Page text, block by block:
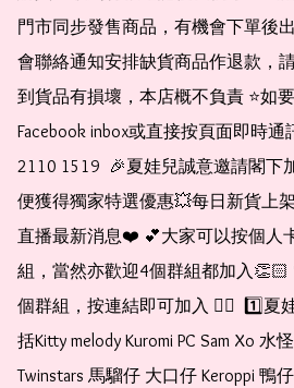
門市同步發售商品，有機會下單後
會聯絡通知安排缺貨商品作退款，
到貨品有損壞，本店概不負責 ⭐️如
Facebook inbox或直接按頁面即時
2110 1519  🎉夏娃兒誠意邀請閣下
便獲得獨家特選優惠💥每日新貨上
直播最新消息❤️ 💕大家可以按個人
組，當然亦歡迎4個群組都加入
個群組，按連結即可加入 👇🏻  1️⃣夏
括Kitty melody Kuromi PC Sam Xo 水
Twinstars 馬騮仔 大口仔 Keroppi 鴨